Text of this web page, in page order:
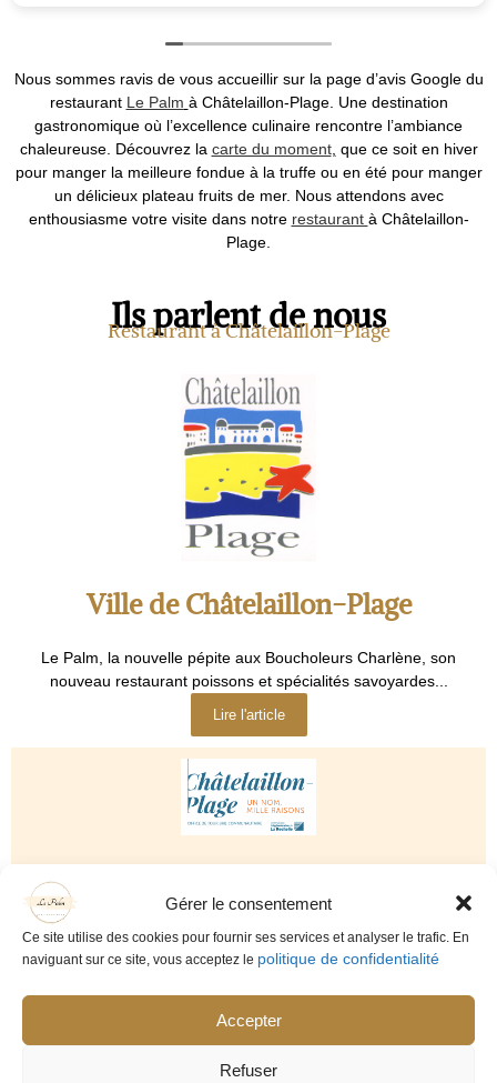
Gérer le consentement
Ce site utilise des cookies pour fournir ses services et analyser le trafic. En
naviguant sur ce site, vous acceptez le politique de confidentialité
Accepter
Refuser
cartes ( en plus vu la chaleur ce serait parfait) et
voir pour faire mariner un peu les ingrédients du
pokebowl et proposer au choix ensuite les sauces
salées ou sucrées .
Nous sommes ravis de vous accueillir sur la page d’avis Google du
restaurant Le Palm à Châtelaillon-Plage. Une destination
gastronomique où l’excellence culinaire rencontre l’ambiance
chaleureuse. Découvrez la carte du moment, que ce soit en hiver
pour manger la meilleure fondue à la truffe ou en été pour manger
un délicieux plateau fruits de mer. Nous attendons avec
enthousiasme votre visite dans notre restaurant à Châtelaillon-
Plage.
Ils parlent de nous
Restaurant à Châtelaillon-Plage
Ville de Châtelaillon-Plage
Le Palm, la nouvelle pépite aux Boucholeurs Charlène, son
nouveau restaurant poissons et spécialités savoyardes...
Lire l'article
Office de Tourisme de Châtelaillon-
Plage
Le Palm, c’est la nouvelle pépite ouverte depuis le 1er avril, aux
Boucholeurs. La philosophie de la maison : convivialité, produits
frais et service à l’année...
Lire l'article